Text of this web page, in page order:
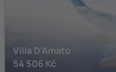
Villa D'Amato
54 506 Kč